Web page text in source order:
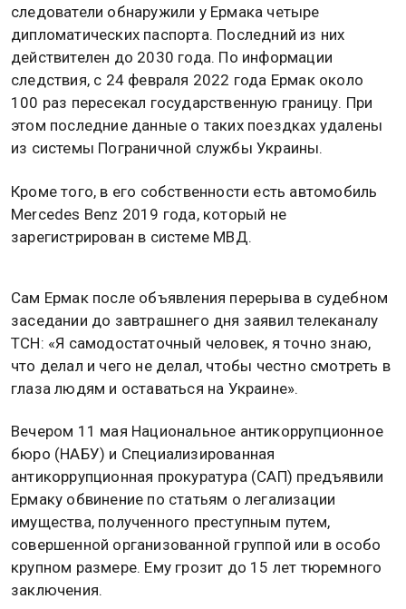
следователи обнаружили у Ермака четыре
дипломатических паспорта. Последний из них
действителен до 2030 года. По информации
следствия, с 24 февраля 2022 года Ермак около
100 раз пересекал государственную границу. При
этом последние данные о таких поездках удалены
из системы Пограничной службы Украины.
Кроме того, в его собственности есть автомобиль
Mercedes Benz 2019 года, который не
зарегистрирован в системе МВД.
Сам Ермак после объявления перерыва в судебном
заседании до завтрашнего дня заявил телеканалу
ТСН: «Я самодостаточный человек, я точно знаю,
что делал и чего не делал, чтобы честно смотреть в
глаза людям и оставаться на Украине».
Вечером 11 мая Национальное антикоррупционное
бюро (НАБУ) и Специализированная
антикоррупционная прокуратура (САП) предъявили
Ермаку обвинение по статьям о легализации
имущества, полученного преступным путем,
совершенной организованной группой или в особо
крупном размере. Ему грозит до 15 лет тюремного
заключения.